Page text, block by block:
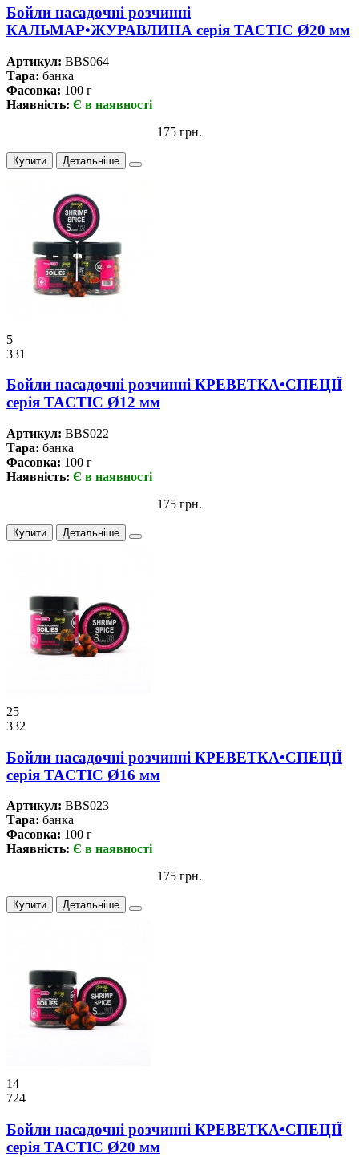
Бойли насадочні розчинні
КАЛЬМАР•ЖУРАВЛИНА серiя TACTIC Ø20 мм
Артикул: BBS064
Тара: банка
Фасовка: 100 г
Наявність: Є в наявності
175 грн.
Купити Детальніше
5
331
Бойли насадочні розчинні КРЕВЕТКА•СПЕЦІЇ
серiя TACTIC Ø12 мм
Артикул: BBS022
Тара: банка
Фасовка: 100 г
Наявність: Є в наявності
175 грн.
Купити Детальніше
25
332
Бойли насадочні розчинні КРЕВЕТКА•СПЕЦІЇ
серiя TACTIC Ø16 мм
Артикул: BBS023
Тара: банка
Фасовка: 100 г
Наявність: Є в наявності
175 грн.
Купити Детальніше
14
724
Бойли насадочні розчинні КРЕВЕТКА•СПЕЦІЇ
серiя TACTIC Ø20 мм